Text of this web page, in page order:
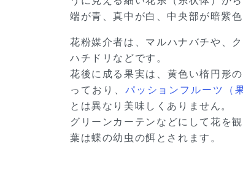
端が青、真中が白、中央部が暗紫色
花粉媒介者は、マルハナバチや、
ハチドリなどです。
花後に成る果実は、黄色い楕円形
っており、 パッションフルーツ（
とは異なり美味しくありません。
グリーンカーテンなどにして花を
葉は蝶の幼虫の餌とされます。